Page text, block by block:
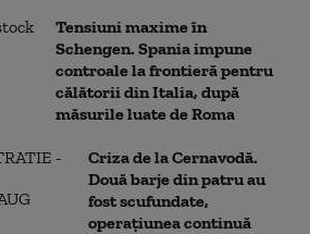
Tensiuni maxime în
Schengen. Spania impune
controale la frontieră pentru
călătorii din Italia, după
măsurile luate de Roma
Criza de la Cernavodă.
Două barje din patru au
fost scufundate,
operațiunea continuă